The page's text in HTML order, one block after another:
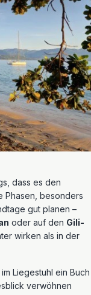
dass es den
Phasen, besonders
gut planen –
oder auf den Gili-
wirken als in der
Liegestuhl ein Buch
verwöhnen